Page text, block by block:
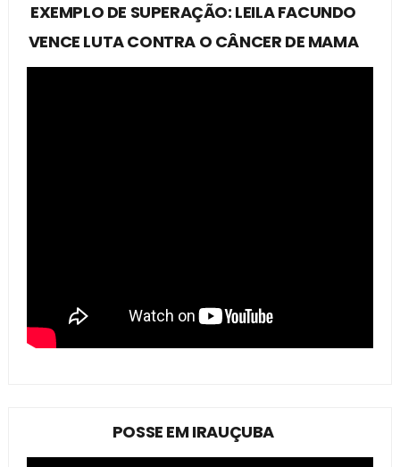
EXEMPLO DE SUPERAÇÃO: LEILA FACUNDO
VENCE LUTA CONTRA O CÂNCER DE MAMA
POSSE EM IRAUÇUBA